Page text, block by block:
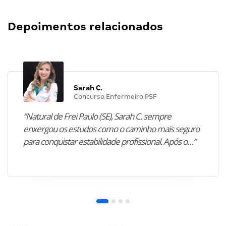
Depoimentos relacionados
Sarah C.
Concurso Enfermeiro PSF
“Natural de Frei Paulo (SE), Sarah C. sempre
enxergou os estudos como o caminho mais seguro
para conquistar estabilidade profissional. Após o…”